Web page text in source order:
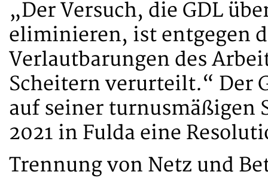
„Der Versuch, die GDL
eliminieren, ist entgegen
Verlautbarungen des
Scheitern verurteilt.“ Der
auf seiner turnusmäßigen
2021 in Fulda eine
Trennung von Netz und